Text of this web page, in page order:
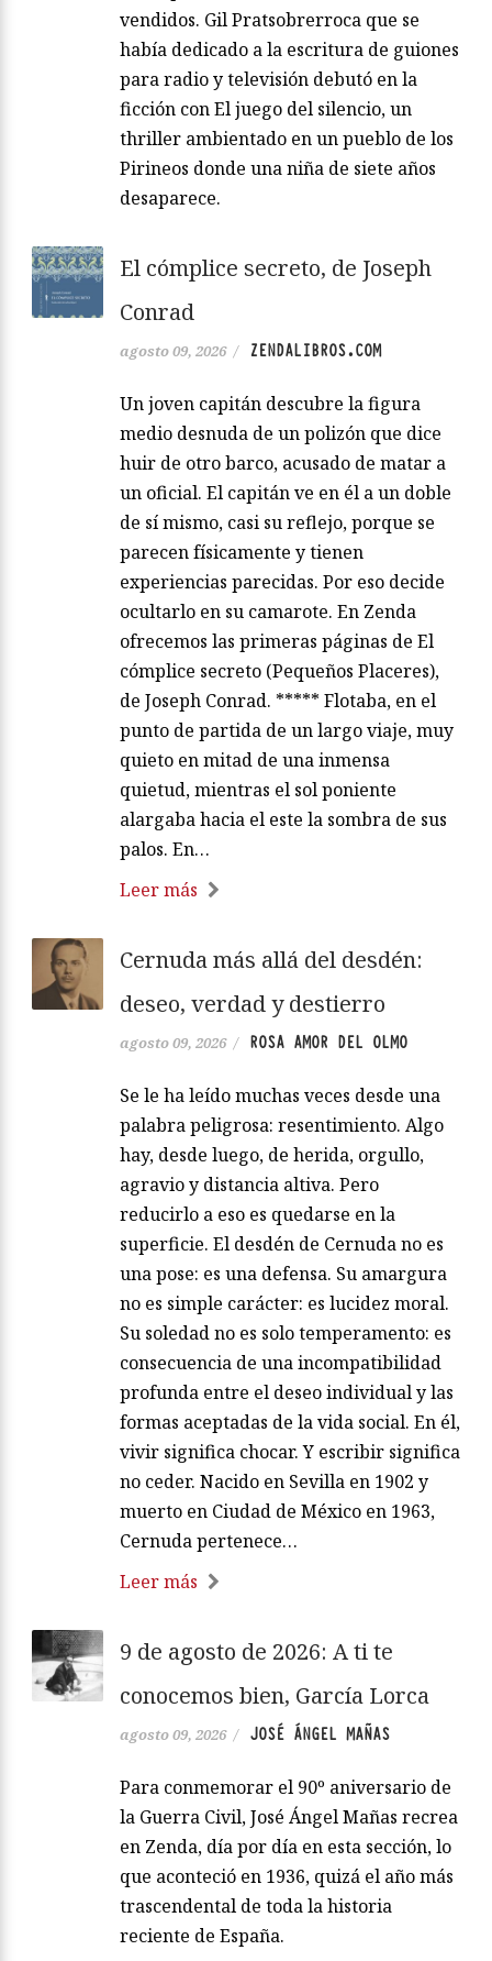
vendidos. Gil Pratsobrerroca que se
había dedicado a la escritura de guiones
para radio y televisión debutó en la
ficción con El juego del silencio, un
thriller ambientado en un pueblo de los
Pirineos donde una niña de siete años
desaparece.
El cómplice secreto, de Joseph
Conrad
agosto 09, 2026 / ZENDALIBROS.COM
Un joven capitán descubre la figura
medio desnuda de un polizón que dice
huir de otro barco, acusado de matar a
un oficial. El capitán ve en él a un doble
de sí mismo, casi su reflejo, porque se
parecen físicamente y tienen
experiencias parecidas. Por eso decide
ocultarlo en su camarote. En Zenda
ofrecemos las primeras páginas de El
cómplice secreto (Pequeños Placeres),
de Joseph Conrad. ***** Flotaba, en el
punto de partida de un largo viaje, muy
quieto en mitad de una inmensa
quietud, mientras el sol poniente
alargaba hacia el este la sombra de sus
palos. En…
Leer más
Cernuda más allá del desdén:
deseo, verdad y destierro
agosto 09, 2026 / ROSA AMOR DEL OLMO
Se le ha leído muchas veces desde una
palabra peligrosa: resentimiento. Algo
hay, desde luego, de herida, orgullo,
agravio y distancia altiva. Pero
reducirlo a eso es quedarse en la
superficie. El desdén de Cernuda no es
una pose: es una defensa. Su amargura
no es simple carácter: es lucidez moral.
Su soledad no es solo temperamento: es
consecuencia de una incompatibilidad
profunda entre el deseo individual y las
formas aceptadas de la vida social. En él,
vivir significa chocar. Y escribir significa
no ceder. Nacido en Sevilla en 1902 y
muerto en Ciudad de México en 1963,
Cernuda pertenece…
Leer más
9 de agosto de 2026: A ti te
conocemos bien, García Lorca
agosto 09, 2026 / JOSÉ ÁNGEL MAÑAS
Para conmemorar el 90º aniversario de
la Guerra Civil, José Ángel Mañas recrea
en Zenda, día por día en esta sección, lo
que aconteció en 1936, quizá el año más
trascendental de toda la historia
reciente de España.